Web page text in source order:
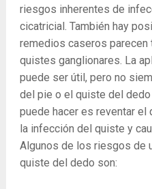
riesgos inherentes de
cicatricial. También hay
remedios caseros
quistes ganglionares. La
puede ser útil, pero no
del pie o el quiste del
puede hacer es reventar el
la infección del quiste y
Algunos de los riesgos de
quiste del dedo son: